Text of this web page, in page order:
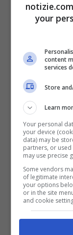
Scontro
Milano
your
content
services
Store
Learn
Your personal
your device
data) may be
partners, or
may use precise
Some vendors
of legitimate
your options
or in the site
and cookie